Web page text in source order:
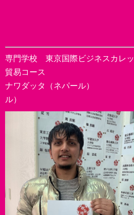
専門学校 東京国際ビジネスカレ
貿易コース
ナワダッタ（ネパール）
ル）